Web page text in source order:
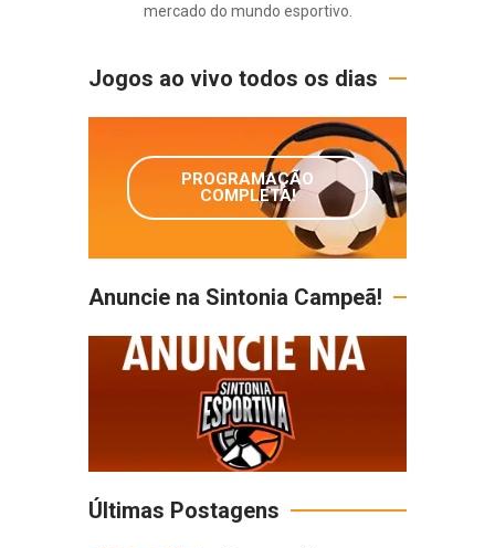
mercado do mundo esportivo.
Jogos ao vivo todos os dias
PROGRAMAÇÃO
COMPLETA!
Anuncie na Sintonia Campeã!
Últimas Postagens